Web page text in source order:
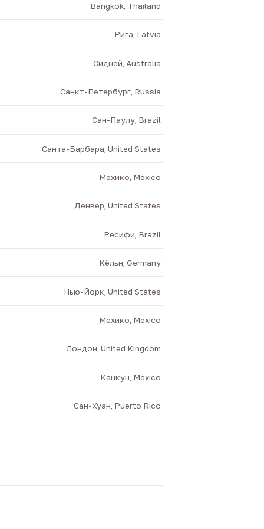
Bangkok, Thailand
Рига, Latvia
Сидней, Australia
Санкт-Петербург, Russia
Сан-Паулу, Brazil
Санта-Барбара, United States
Мехико, Mexico
Денвер, United States
Ресифи, Brazil
Кёльн, Germany
Нью-Йорк, United States
Мехико, Mexico
Лондон, United Kingdom
Канкун, Mexico
Сан-Хуан, Puerto Rico